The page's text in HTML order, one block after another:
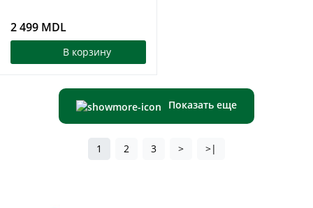
2 499 MDL
В корзину
Показать еще
1 2 3 > >|